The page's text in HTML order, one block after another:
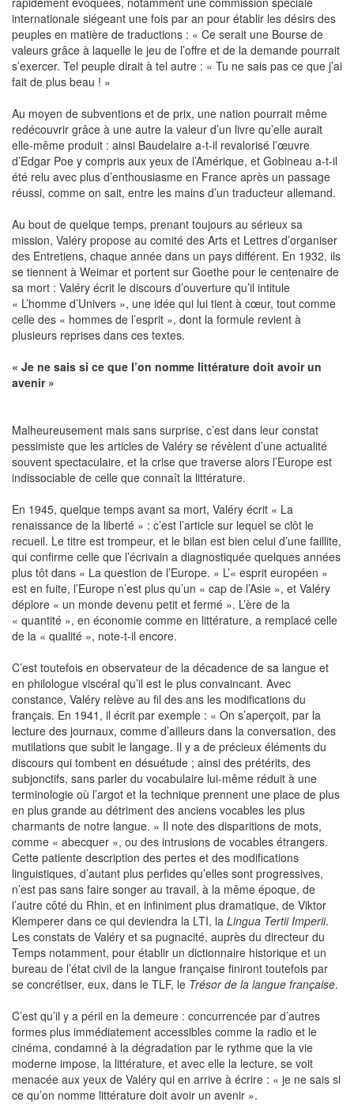
internationale siégeant une fois par an pour établir les désirs des
peuples en matière de traductions : « Ce serait une Bourse de
valeurs grâce à laquelle le jeu de l’offre et de la demande pourrait
s’exercer. Tel peuple dirait à tel autre : « Tu ne sais pas ce que j’ai
fait de plus beau ! »
Au moyen de subventions et de prix, une nation pourrait même
redécouvrir grâce à une autre la valeur d’un livre qu’elle aurait
elle-même produit : ainsi Baudelaire a-t-il revalorisé l’œuvre
d’Edgar Poe y compris aux yeux de l’Amérique, et Gobineau a-t-il
été relu avec plus d’enthousiasme en France après un passage
réussi, comme on sait, entre les mains d’un traducteur allemand.
Au bout de quelque temps, prenant toujours au sérieux sa
mission, Valéry propose au comité des Arts et Lettres d’organiser
des Entretiens, chaque année dans un pays différent. En 1932, ils
se tiennent à Weimar et portent sur Goethe pour le centenaire de
sa mort : Valéry écrit le discours d’ouverture qu’il intitule
« L’homme d’Univers », une idée qui lui tient à cœur, tout comme
celle des « hommes de l’esprit », dont la formule revient à
plusieurs reprises dans ces textes.
« Je ne sais si ce que l’on nomme littérature doit avoir un
avenir »
Malheureusement mais sans surprise, c’est dans leur constat
pessimiste que les articles de Valéry se révèlent d’une actualité
souvent spectaculaire, et la crise que traverse alors l’Europe est
indissociable de celle que connaît la littérature.
En 1945, quelque temps avant sa mort, Valéry écrit « La
renaissance de la liberté » : c’est l’article sur lequel se clôt le
recueil. Le titre est trompeur, et le bilan est bien celui d’une faillite,
qui confirme celle que l’écrivain a diagnostiquée quelques années
plus tôt dans « La question de l’Europe. » L’« esprit européen »
est en fuite, l’Europe n’est plus qu’un « cap de l’Asie », et Valéry
déplore « un monde devenu petit et fermé ». L’ère de la
« quantité », en économie comme en littérature, a remplacé celle
de la « qualité », note-t-il encore.
C’est toutefois en observateur de la décadence de sa langue et
en philologue viscéral qu’il est le plus convaincant. Avec
constance, Valéry relève au fil des ans les modifications du
français. En 1941, il écrit par exemple : « On s’aperçoit, par la
lecture des journaux, comme d’ailleurs dans la conversation, des
mutilations que subit le langage. Il y a de précieux éléments du
discours qui tombent en désuétude ; ainsi des prétérits, des
subjonctifs, sans parler du vocabulaire lui-même réduit à une
terminologie où l’argot et la technique prennent une place de plus
en plus grande au détriment des anciens vocables les plus
charmants de notre langue. » Il note des disparitions de mots,
comme « abecquer », ou des intrusions de vocables étrangers.
Cette patiente description des pertes et des modifications
linguistiques, d’autant plus perfides qu’elles sont progressives,
n’est pas sans faire songer au travail, à la même époque, de
l’autre côté du Rhin, et en infiniment plus dramatique, de Viktor
Klemperer dans ce qui deviendra la LTI, la Lingua Tertii Imperii.
Les constats de Valéry et sa pugnacité, auprès du directeur du
Temps notamment, pour établir un dictionnaire historique et un
bureau de l’état civil de la langue française finiront toutefois par
se concrétiser, eux, dans le TLF, le Trésor de la langue française.
C’est qu’il y a péril en la demeure : concurrencée par d’autres
formes plus immédiatement accessibles comme la radio et le
cinéma, condamné à la dégradation par le rythme que la vie
moderne impose, la littérature, et avec elle la lecture, se voit
menacée aux yeux de Valéry qui en arrive à écrire : « je ne sais si
ce qu’on nomme littérature doit avoir un avenir ».